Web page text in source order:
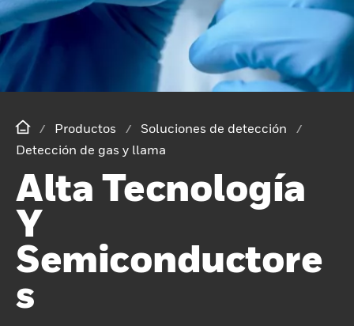
Productos
Soluciones de detección
Detección de gas y llama
Alta Tecnología
Y
Semiconductore
S